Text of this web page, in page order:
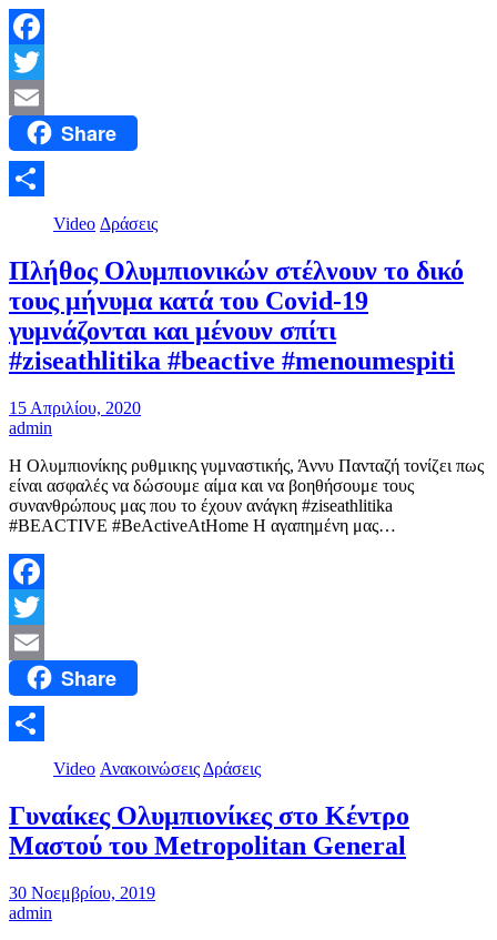
Facebook
Twitter
Email Share
Μοιραστείτε
Video Δράσεις
Πλήθος Ολυμπιονικών στέλνουν το δικό
τους μήνυμα κατά του Covid-19
γυμνάζονται και μένουν σπίτι
#ziseathlitika #beactive #menoumespiti
15 Απριλίου, 2020
admin
Η Ολυμπιονίκης ρυθμικης γυμναστικής, Άννυ Πανταζή τονίζει πως
είναι ασφαλές να δώσουμε αίμα και να βοηθήσουμε τους
συνανθρώπους μας που το έχουν ανάγκη #ziseathlitika
#BEACTIVE #BeActiveAtHome Η αγαπημένη μας…
Facebook
Twitter
Email Share
Μοιραστείτε
Video ΑνακοινώσειςΔράσεις
Γυναίκες Ολυμπιονίκες στο Κέντρο
Μαστού του Μetropolitan General
30 Νοεμβρίου, 2019
admin